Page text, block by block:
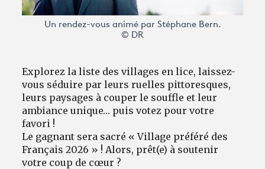
Un rendez-vous animé par Stéphane Bern.
© DR
Explorez la liste des villages en lice, laissez-
vous séduire par leurs ruelles pittoresques,
leurs paysages à couper le souffle et leur
ambiance unique… puis votez pour votre
favori !
Le gagnant sera sacré « Village préféré des
Français 2026 » ! Alors, prêt(e) à soutenir
votre coup de cœur ?